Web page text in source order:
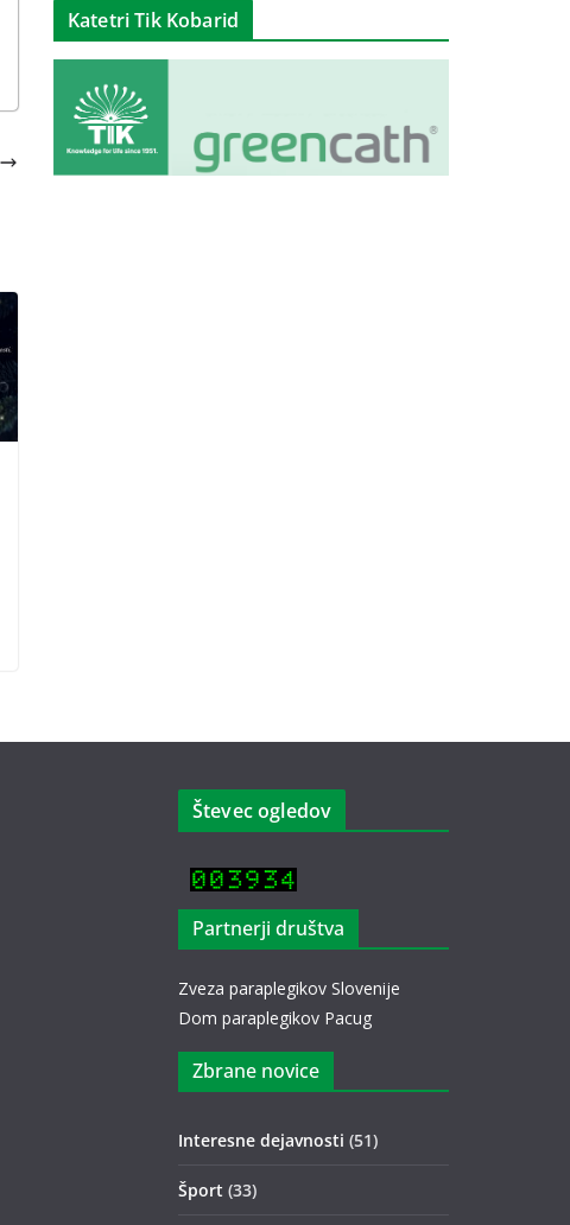
Katetri Tik Kobarid
Števec ogledov
Partnerji društva
Zveza paraplegikov Slovenije
Dom paraplegikov Pacug
Zbrane novice
Interesne dejavnosti (51)
Šport (33)